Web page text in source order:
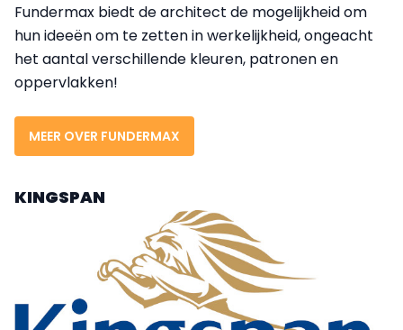
Fundermax biedt de architect de mogelijkheid om
hun ideeën om te zetten in werkelijkheid, ongeacht
het aantal verschillende kleuren, patronen en
oppervlakken!
MEER OVER FUNDERMAX
KINGSPAN